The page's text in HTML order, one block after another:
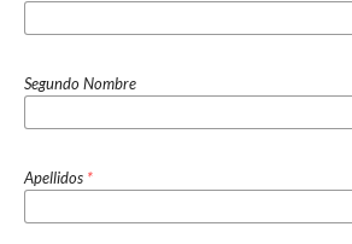
Segundo Nombre
Apellidos *